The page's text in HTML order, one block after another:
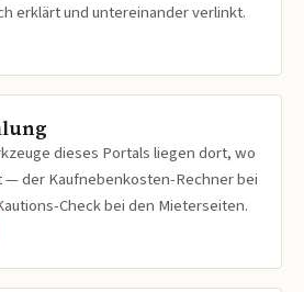
erklärt und untereinander verlinkt.
dieses Portals liegen dort, wo
— der Kaufnebenkosten-Rechner bei
Check bei den Mieterseiten.